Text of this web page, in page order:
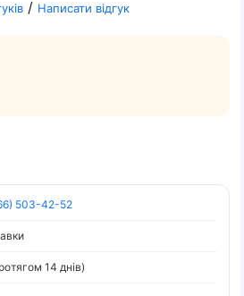
/ Написати відгук
503-42-52
14 днів)